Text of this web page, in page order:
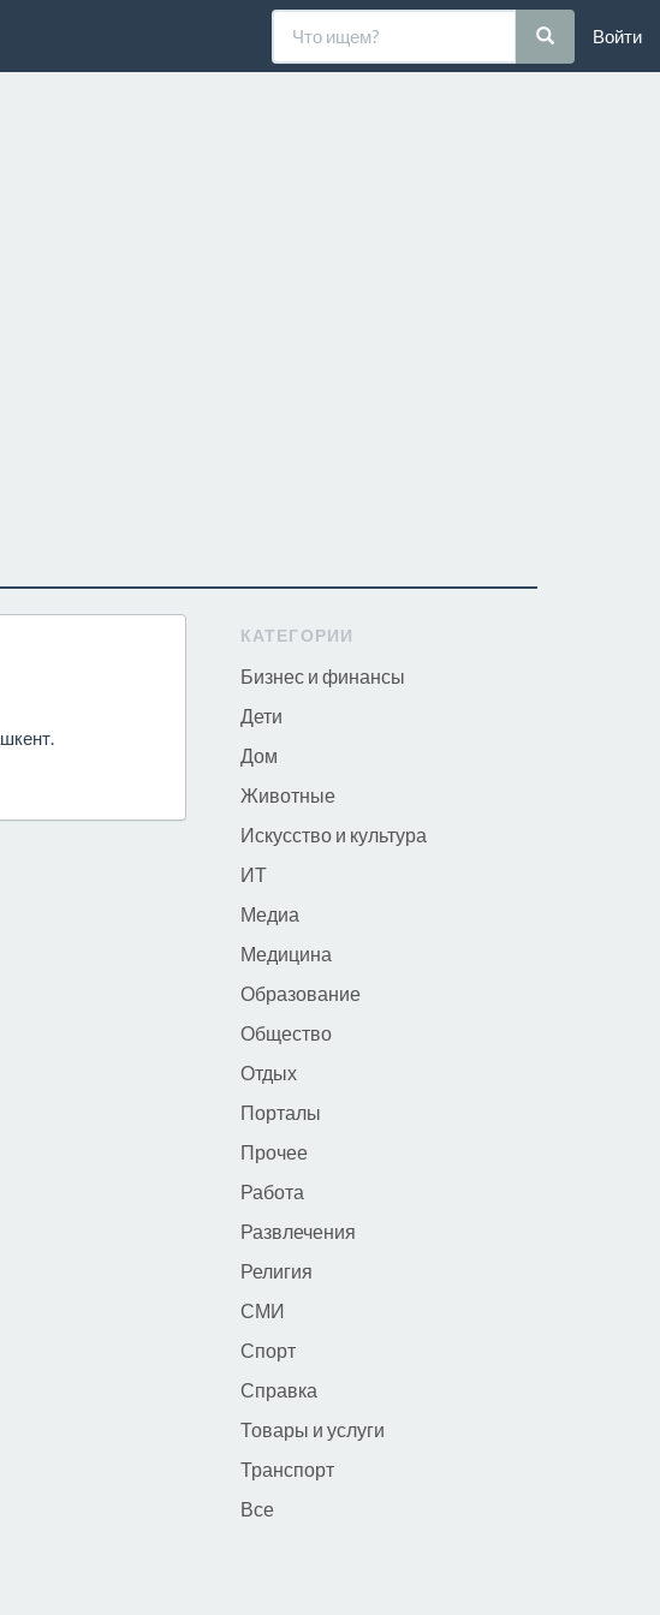
Войти
КАТЕГОРИИ
Бизнес и финансы
Дети
Дом
Животные
Искусство и культура
ИТ
Медиа
Медицина
Образование
Общество
Отдых
Порталы
Прочее
Работа
Развлечения
Религия
СМИ
Спорт
Справка
Товары и услуги
Транспорт
Все